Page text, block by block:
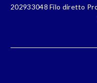
202933048 Filo diretto